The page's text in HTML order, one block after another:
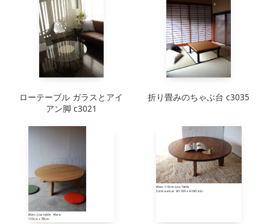
ローテーブル ガラスとアイ
アン脚 c3021
折り畳みのちゃぶ台 c3035